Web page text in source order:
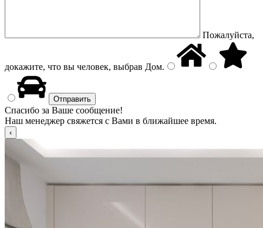
Пожалуйста,
докажите, что вы человек, выбрав Дом.
Спасибо за Ваше сообщение!
Наш менеджер свяжется с Вами в ближайшее время.